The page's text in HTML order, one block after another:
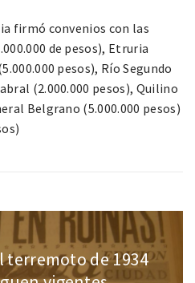
firmó convenios con las
de pesos), Etruria
pesos), Río Segundo
(2.000.000 pesos), Quilino
Belgrano (5.000.000 pesos)
terremoto de 1934